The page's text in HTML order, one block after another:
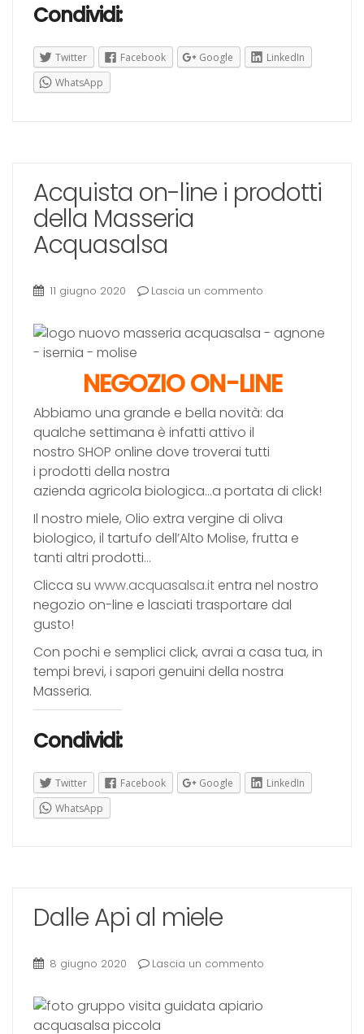
Condividi:
Twitter Facebook Google
LinkedIn
WhatsApp
Acquista on-line i prodotti
della Masseria
Acquasalsa
11 giugno 2020 Lascia un commento
NEGOZIO ON-LINE
Abbiamo una grande e bella novità: da
qualche settimana è infatti attivo il
nostro SHOP online dove troverai tutti
i prodotti della nostra
azienda agricola biologica…a portata di click!
Il nostro miele, Olio extra vergine di oliva
biologico, il tartufo dell’Alto Molise, frutta e
tanti altri prodotti…
Clicca su www.acquasalsa.it entra nel nostro
negozio on-line e lasciati trasportare dal
gusto!
Con pochi e semplici click, avrai a casa tua, in
tempi brevi, i sapori genuini della nostra
Masseria.
Condividi:
Twitter Facebook Google
LinkedIn
WhatsApp
Dalle Api al miele
8 giugno 2020 Lascia un commento